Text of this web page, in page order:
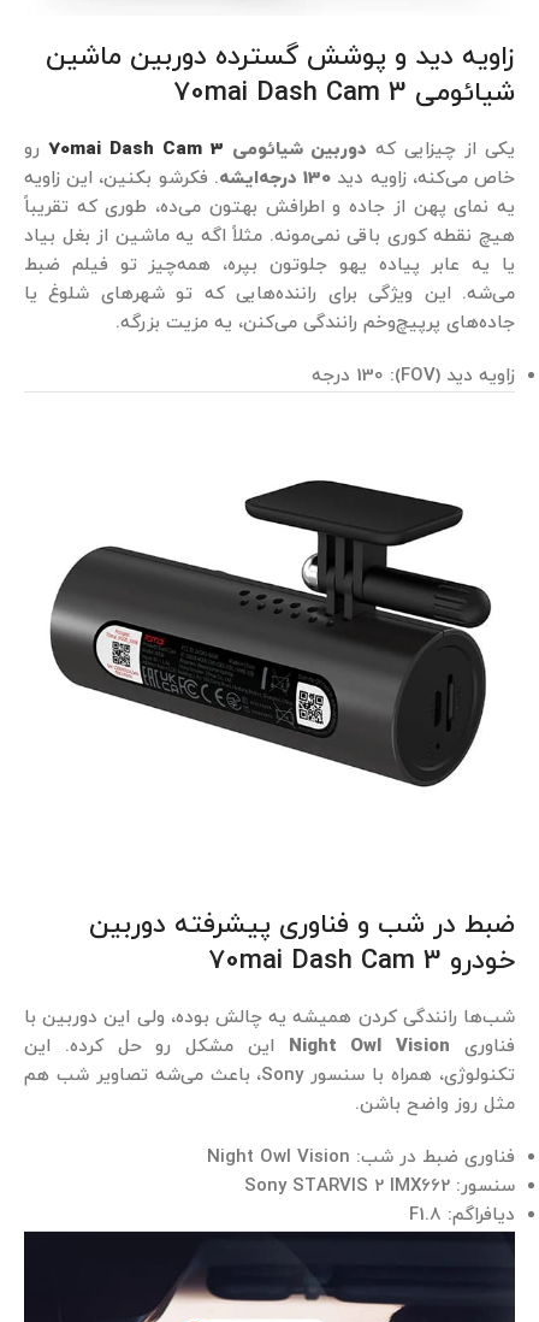
زاویه دید و پوشش گسترده دوربین ماشین
شیائومی 70mai Dash Cam 3
یکی از چیزایی که دوربین شیائومی 70mai Dash Cam 3 رو
خاص می‌کنه، زاویه دید 130 درجه‌ایشه
. فکرشو بکنین، این زاویه
یه نمای پهن از جاده و اطرافش بهتون می‌ده، طوری که تقریباً
هیچ نقطه کوری باقی نمی‌مونه. مثلاً اگه یه ماشین از بغل بیاد
یا یه عابر پیاده یهو جلوتون بپره، همه‌چیز تو فیلم ضبط
می‌شه. این ویژگی برای راننده‌هایی که تو شهرهای شلوغ یا
جاده‌های پرپیچ‌وخم رانندگی می‌کنن، یه مزیت بزرگه.
زاویه دید (FOV): 130 درجه
ضبط در شب و فناوری پیشرفته دوربین
خودرو 70mai Dash Cam 3
شب‌ها رانندگی کردن همیشه یه چالش بوده، ولی این دوربین با
فناوری Night Owl Vision این مشکل رو حل کرده. این
تکنولوژی، همراه با سنسور Sony، باعث می‌شه تصاویر شب هم
مثل روز واضح باشن.
فناوری ضبط در شب: Night Owl Vision
سنسور: Sony STARVIS 2 IMX662
دیافراگم: F1.8